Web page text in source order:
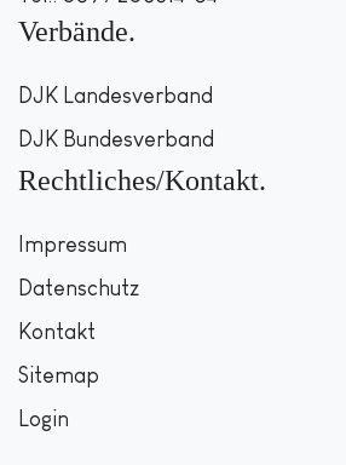
Verbände
DJK Landesverband
DJK Bundesverband
Rechtliches/Kontakt
Impressum
Datenschutz
Kontakt
Sitemap
Login